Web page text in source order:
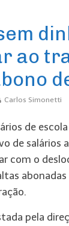
ao
Carlos Simonetti
de
de salários
com o
pela